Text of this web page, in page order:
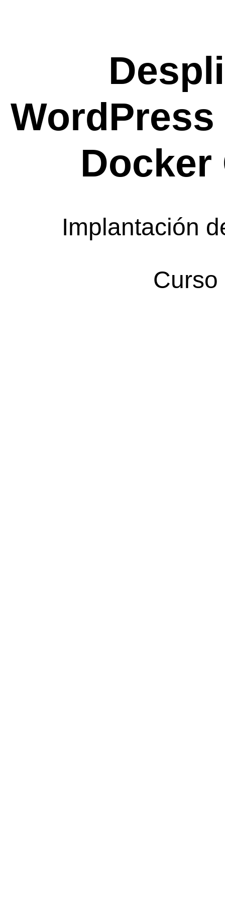
Docker
Implantación
Curso